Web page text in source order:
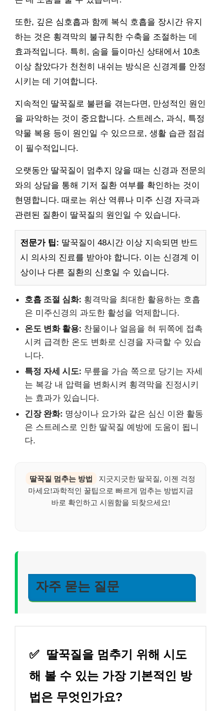
또한, 깊은 심호흡과 함께 복식 호흡을 장시간 유지
하는 것은 횡격막의 불규칙한 수축을 조절하는 데
효과적입니다. 특히, 숨을 들이마신 상태에서 10초
이상 참았다가 천천히 내쉬는 방식은 신경계를 안정
시키는 데 기여합니다.
지속적인 딸꾹질로 불편을 겪는다면, 만성적인 원인
을 파악하는 것이 중요합니다. 스트레스, 과식, 특정
약물 복용 등이 원인일 수 있으므로, 생활 습관 점검
이 필수적입니다.
오랫동안 딸꾹질이 멈추지 않을 때는 신경과 전문의
와의 상담을 통해 기저 질환 여부를 확인하는 것이
현명합니다. 때로는 위산 역류나 미주 신경 자극과
관련된 질환이 딸꾹질의 원인일 수 있습니다.
전문가 팁: 딸꾹질이 48시간 이상 지속되면 반드
시 의사의 진료를 받아야 합니다. 이는 신경계 이
상이나 다른 질환의 신호일 수 있습니다.
호흡 조절 심화: 횡격막을 최대한 활용하는 호흡
은 미주신경의 과도한 활성을 억제합니다.
온도 변화 활용: 찬물이나 얼음을 혀 뒤쪽에 접촉
시켜 급격한 온도 변화로 신경을 자극할 수 있습
니다.
특정 자세 시도: 무릎을 가슴 쪽으로 당기는 자세
는 복강 내 압력을 변화시켜 횡격막을 진정시키
는 효과가 있습니다.
긴장 완화: 명상이나 요가와 같은 심신 이완 활동
은 스트레스로 인한 딸꾹질 예방에 도움이 됩니
다.
딸꾹질 멈추는 방법
지긋지긋한 딸꾹질, 이젠 걱정
마세요!과학적인 꿀팁으로 빠르게 멈추는 방법지금
바로 확인하고 시원함을 되찾으세요!
자주 묻는 질문
✅ 딸꾹질을 멈추기 위해 시도
해 볼 수 있는 가장 기본적인 방
법은 무엇인가요?